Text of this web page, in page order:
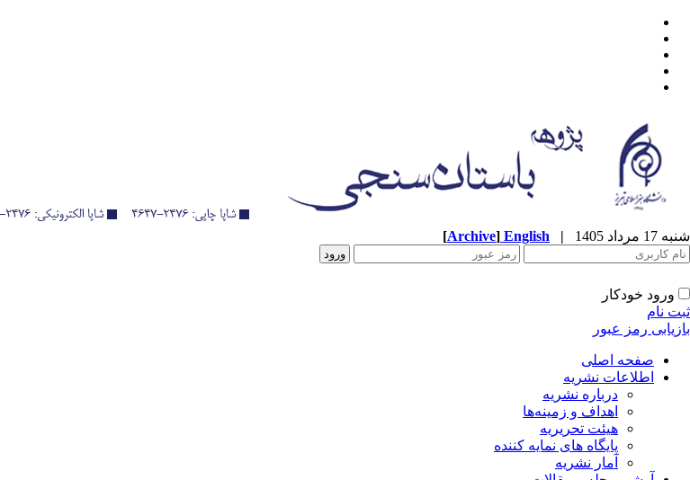
شنبه 17 مرداد 1405 |
English
[Archive]
ورود خودکار
ثبت نام
بازیابی رمز عبور
صفحه اصلی
اطلاعات نشریه
درباره نشریه
اهداف و زمینه‌ها
هیئت تحریریه
پایگاه های نمایه کننده
آمار نشریه